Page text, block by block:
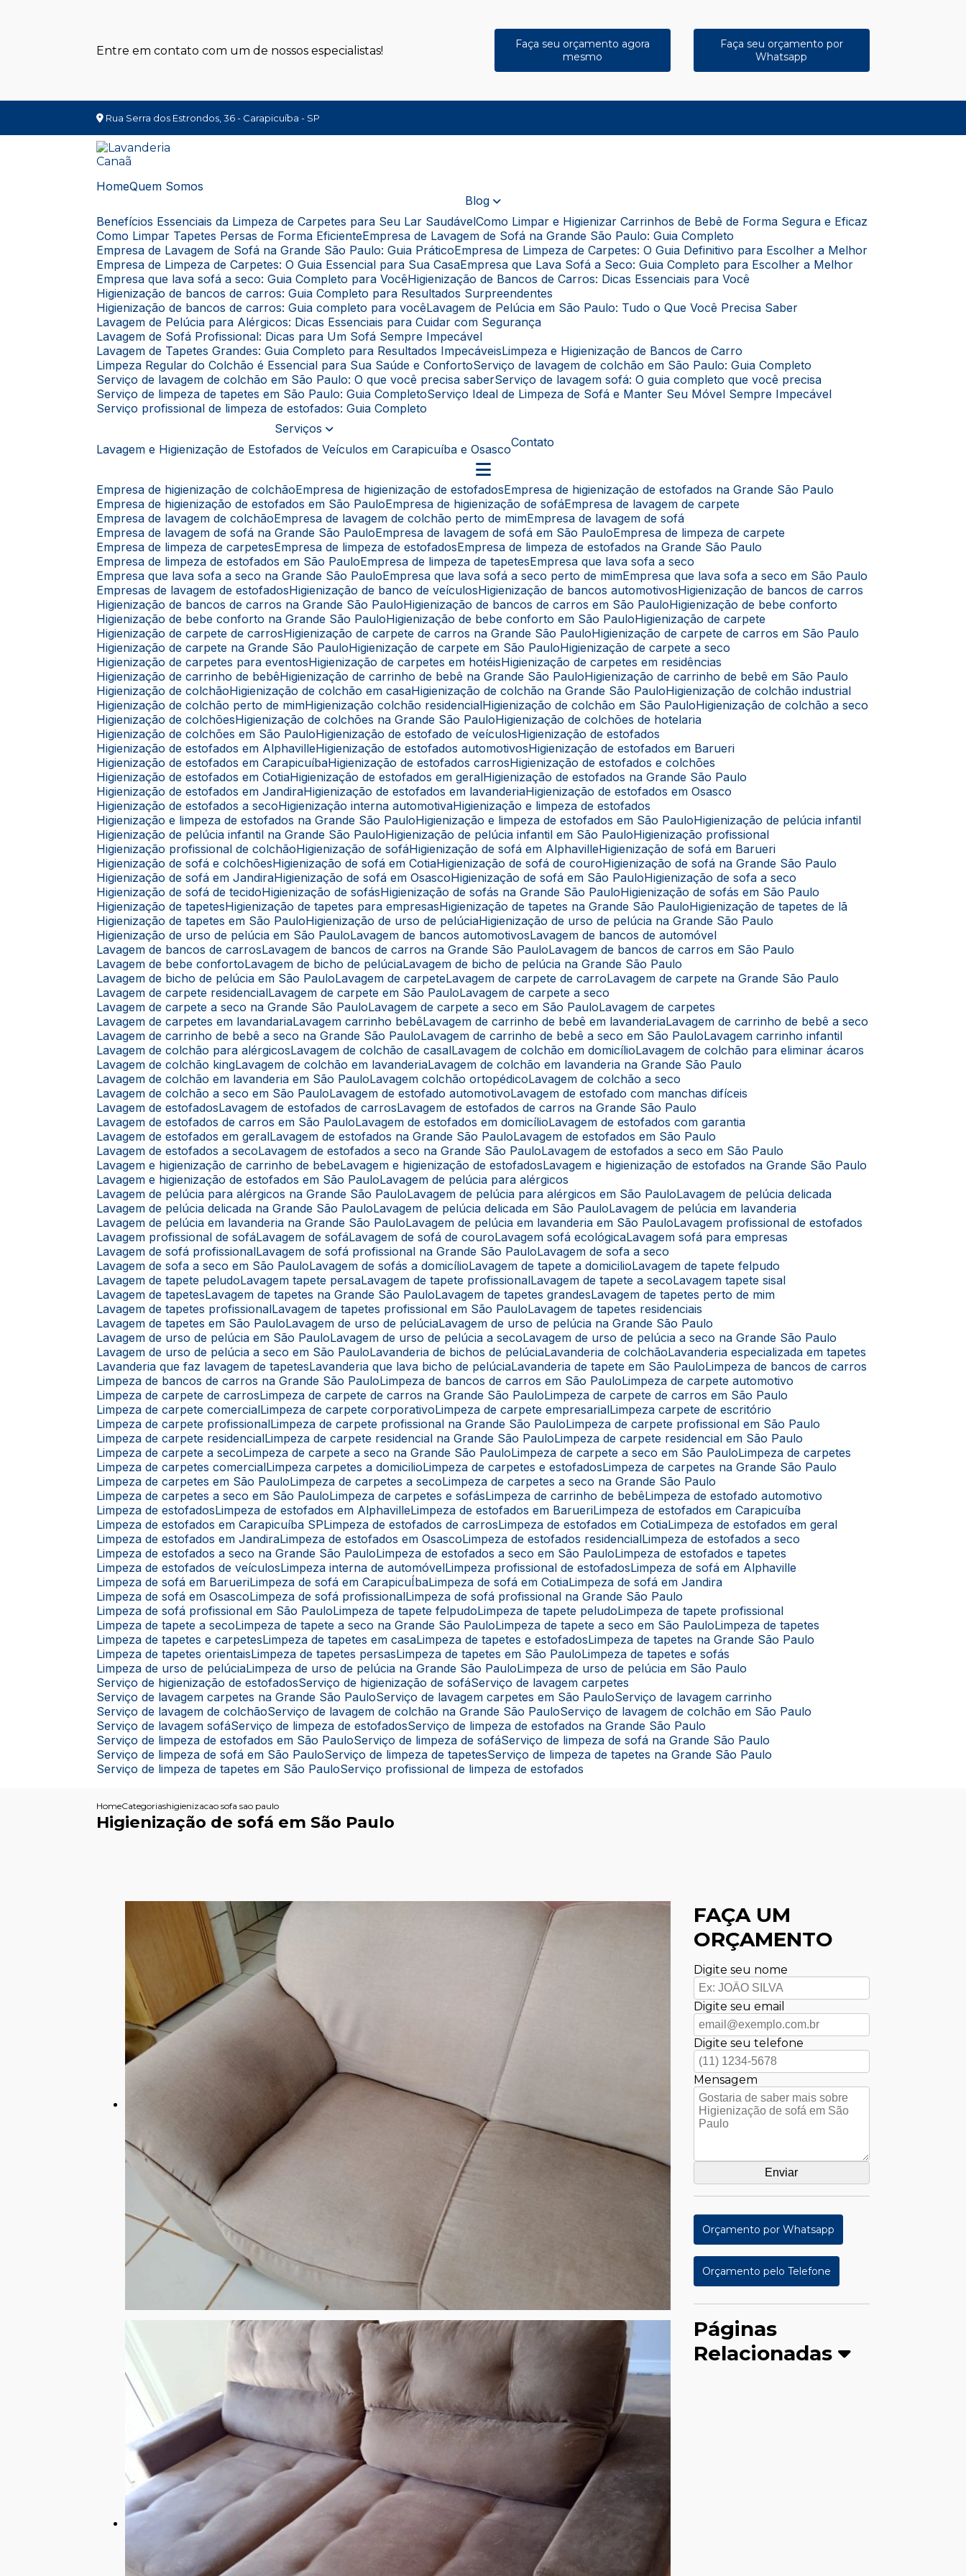
Entre em contato com um de nossos especialistas!
Faça seu orçamento agora
mesmo
Faça seu orçamento por
Whatsapp
Rua Serra dos Estrondos, 36 - Carapicuíba - SP
Home
Quem Somos
Blog
Benefícios Essenciais da Limpeza de Carpetes para Seu Lar Saudável Como Limpar e Higienizar Carrinhos de Bebê de Forma Segura e Eficaz
Como Limpar Tapetes Persas de Forma Eficiente Empresa de Lavagem de Sofá na Grande São Paulo: Guia Completo
Empresa de Lavagem de Sofá na Grande São Paulo: Guia Prático Empresa de Limpeza de Carpetes: O Guia Definitivo para Escolher a Melhor
Empresa de Limpeza de Carpetes: O Guia Essencial para Sua Casa Empresa que Lava Sofá a Seco: Guia Completo para Escolher a Melhor
Empresa que lava sofá a seco: Guia Completo para Você
Higienização de Bancos de Carros: Dicas Essenciais para Você
Higienização de bancos de carros: Guia Completo para Resultados Surpreendentes
Higienização de bancos de carros: Guia completo para você Lavagem de Pelúcia em São Paulo: Tudo o Que Você Precisa Saber
Lavagem de Pelúcia para Alérgicos: Dicas Essenciais para Cuidar com Segurança
Lavagem de Sofá Profissional: Dicas para Um Sofá Sempre Impecável
Lavagem de Tapetes Grandes: Guia Completo para Resultados Impecáveis Limpeza e Higienização de Bancos de Carro
Limpeza Regular do Colchão é Essencial para Sua Saúde e Conforto
Serviço de lavagem de colchão em São Paulo: Guia Completo
Serviço de lavagem de colchão em São Paulo: O que você precisa saber Serviço de lavagem sofá: O guia completo que você precisa
Serviço de limpeza de tapetes em São Paulo: Guia Completo
Serviço Ideal de Limpeza de Sofá e Manter Seu Móvel Sempre Impecável
Serviço profissional de limpeza de estofados: Guia Completo
Serviços
Lavagem e Higienização de Estofados de Veículos em Carapicuíba e Osasco
Contato
Empresa de higienização de colchão Empresa de higienização de estofados Empresa de higienização de estofados na Grande São Paulo
Empresa de higienização de estofados em São Paulo Empresa de higienização de sofá Empresa de lavagem de carpete
Empresa de lavagem de colchão Empresa de lavagem de colchão perto de mim Empresa de lavagem de sofá
Empresa de lavagem de sofá na Grande São Paulo Empresa de lavagem de sofá em São Paulo Empresa de limpeza de carpete
Empresa de limpeza de carpetes Empresa de limpeza de estofados Empresa de limpeza de estofados na Grande São Paulo
Empresa de limpeza de estofados em São Paulo Empresa de limpeza de tapetes Empresa que lava sofa a seco
Empresa que lava sofa a seco na Grande São Paulo Empresa que lava sofá a seco perto de mim Empresa que lava sofa a seco em São Paulo
Empresas de lavagem de estofados
Higienização de banco de veículos Higienização de bancos automotivos
Higienização de bancos de carros
Higienização de bancos de carros na Grande São Paulo
Higienização de bancos de carros em São Paulo
Higienização de bebe conforto
Higienização de bebe conforto na Grande São Paulo
Higienização de bebe conforto em São Paulo
Higienização de carpete
Higienização de carpete de carros
Higienização de carpete de carros na Grande São Paulo
Higienização de carpete de carros em São Paulo
Higienização de carpete na Grande São Paulo
Higienização de carpete em São Paulo
Higienização de carpete a seco
Higienização de carpetes para eventos
Higienização de carpetes em hotéis
Higienização de carpetes em residências
Higienização de carrinho de bebê
Higienização de carrinho de bebê na Grande São Paulo
Higienização de carrinho de bebê em São Paulo
Higienização de colchão
Higienização de colchão em casa Higienização de colchão na Grande São Paulo
Higienização de colchão industrial
Higienização de colchão perto de mim
Higienização colchão residencial Higienização de colchão em São Paulo
Higienização de colchão a seco
Higienização de colchões
Higienização de colchões na Grande São Paulo
Higienização de colchões de hotelaria
Higienização de colchões em São Paulo
Higienização de estofado de veículos
Higienização de estofados
Higienização de estofados em Alphaville
Higienização de estofados automotivos
Higienização de estofados em Barueri
Higienização de estofados em Carapicuíba
Higienização de estofados carros
Higienização de estofados e colchões
Higienização de estofados em Cotia
Higienização de estofados em geral
Higienização de estofados na Grande São Paulo
Higienização de estofados em Jandira
Higienização de estofados em lavanderia
Higienização de estofados em Osasco
Higienização de estofados a seco
Higienização interna automotiva
Higienização e limpeza de estofados
Higienização e limpeza de estofados na Grande São Paulo
Higienização e limpeza de estofados em São Paulo
Higienização de pelúcia infantil
Higienização de pelúcia infantil na Grande São Paulo
Higienização de pelúcia infantil em São Paulo
Higienização profissional
Higienização profissional de colchão
Higienização de sofá Higienização de sofá em Alphaville
Higienização de sofá em Barueri
Higienização de sofá e colchões
Higienização de sofá em Cotia Higienização de sofá de couro
Higienização de sofá na Grande São Paulo
Higienização de sofá em Jandira
Higienização de sofá em Osasco Higienização de sofá em São Paulo
Higienização de sofa a seco
Higienização de sofá de tecido
Higienização de sofás Higienização de sofás na Grande São Paulo
Higienização de sofás em São Paulo
Higienização de tapetes
Higienização de tapetes para empresas Higienização de tapetes na Grande São Paulo
Higienização de tapetes de lã
Higienização de tapetes em São Paulo
Higienização de urso de pelúcia
Higienização de urso de pelúcia na Grande São Paulo
Higienização de urso de pelúcia em São Paulo Lavagem de bancos automotivos Lavagem de bancos de automóvel
Lavagem de bancos de carros Lavagem de bancos de carros na Grande São Paulo Lavagem de bancos de carros em São Paulo
Lavagem de bebe conforto Lavagem de bicho de pelúcia Lavagem de bicho de pelúcia na Grande São Paulo
Lavagem de bicho de pelúcia em São Paulo Lavagem de carpete Lavagem de carpete de carro Lavagem de carpete na Grande São Paulo
Lavagem de carpete residencial Lavagem de carpete em São Paulo Lavagem de carpete a seco
Lavagem de carpete a seco na Grande São Paulo Lavagem de carpete a seco em São Paulo Lavagem de carpetes
Lavagem de carpetes em lavandaria Lavagem carrinho bebê Lavagem de carrinho de bebê em lavanderia Lavagem de carrinho de bebê a seco
Lavagem de carrinho de bebê a seco na Grande São Paulo Lavagem de carrinho de bebê a seco em São Paulo Lavagem carrinho infantil
Lavagem de colchão para alérgicos Lavagem de colchão de casal Lavagem de colchão em domicílio Lavagem de colchão para eliminar ácaros
Lavagem de colchão king Lavagem de colchão em lavanderia Lavagem de colchão em lavanderia na Grande São Paulo
Lavagem de colchão em lavanderia em São Paulo Lavagem colchão ortopédico Lavagem de colchão a seco
Lavagem de colchão a seco em São Paulo Lavagem de estofado automotivo Lavagem de estofado com manchas difíceis
Lavagem de estofados Lavagem de estofados de carros Lavagem de estofados de carros na Grande São Paulo
Lavagem de estofados de carros em São Paulo Lavagem de estofados em domicílio Lavagem de estofados com garantia
Lavagem de estofados em geral Lavagem de estofados na Grande São Paulo Lavagem de estofados em São Paulo
Lavagem de estofados a seco Lavagem de estofados a seco na Grande São Paulo Lavagem de estofados a seco em São Paulo
Lavagem e higienização de carrinho de bebe Lavagem e higienização de estofados Lavagem e higienização de estofados na Grande São Paulo
Lavagem e higienização de estofados em São Paulo Lavagem de pelúcia para alérgicos
Lavagem de pelúcia para alérgicos na Grande São Paulo Lavagem de pelúcia para alérgicos em São Paulo Lavagem de pelúcia delicada
Lavagem de pelúcia delicada na Grande São Paulo Lavagem de pelúcia delicada em São Paulo Lavagem de pelúcia em lavanderia
Lavagem de pelúcia em lavanderia na Grande São Paulo Lavagem de pelúcia em lavanderia em São Paulo Lavagem profissional de estofados
Lavagem profissional de sofá Lavagem de sofá Lavagem de sofá de couro Lavagem sofá ecológica Lavagem sofá para empresas
Lavagem de sofá profissional Lavagem de sofá profissional na Grande São Paulo Lavagem de sofa a seco
Lavagem de sofa a seco em São Paulo Lavagem de sofás a domicílio Lavagem de tapete a domicilio Lavagem de tapete felpudo
Lavagem de tapete peludo Lavagem tapete persa Lavagem de tapete profissional Lavagem de tapete a seco Lavagem tapete sisal
Lavagem de tapetes Lavagem de tapetes na Grande São Paulo Lavagem de tapetes grandes Lavagem de tapetes perto de mim
Lavagem de tapetes profissional Lavagem de tapetes profissional em São Paulo Lavagem de tapetes residenciais
Lavagem de tapetes em São Paulo Lavagem de urso de pelúcia Lavagem de urso de pelúcia na Grande São Paulo
Lavagem de urso de pelúcia em São Paulo Lavagem de urso de pelúcia a seco Lavagem de urso de pelúcia a seco na Grande São Paulo
Lavagem de urso de pelúcia a seco em São Paulo Lavanderia de bichos de pelúcia Lavanderia de colchão Lavanderia especializada em tapetes
Lavanderia que faz lavagem de tapetes Lavanderia que lava bicho de pelúcia Lavanderia de tapete em São Paulo Limpeza de bancos de carros
Limpeza de bancos de carros na Grande São Paulo Limpeza de bancos de carros em São Paulo Limpeza de carpete automotivo
Limpeza de carpete de carros Limpeza de carpete de carros na Grande São Paulo Limpeza de carpete de carros em São Paulo
Limpeza de carpete comercial Limpeza de carpete corporativo Limpeza de carpete empresarial Limpeza carpete de escritório
Limpeza de carpete profissional Limpeza de carpete profissional na Grande São Paulo Limpeza de carpete profissional em São Paulo
Limpeza de carpete residencial Limpeza de carpete residencial na Grande São Paulo Limpeza de carpete residencial em São Paulo
Limpeza de carpete a seco Limpeza de carpete a seco na Grande São Paulo Limpeza de carpete a seco em São Paulo Limpeza de carpetes
Limpeza de carpetes comercial Limpeza carpetes a domicilio Limpeza de carpetes e estofados Limpeza de carpetes na Grande São Paulo
Limpeza de carpetes em São Paulo Limpeza de carpetes a seco Limpeza de carpetes a seco na Grande São Paulo
Limpeza de carpetes a seco em São Paulo Limpeza de carpetes e sofás Limpeza de carrinho de bebê Limpeza de estofado automotivo
Limpeza de estofados Limpeza de estofados em Alphaville Limpeza de estofados em Barueri Limpeza de estofados em Carapicuíba
Limpeza de estofados em Carapicuíba SP Limpeza de estofados de carros Limpeza de estofados em Cotia Limpeza de estofados em geral
Limpeza de estofados em Jandira Limpeza de estofados em Osasco Limpeza de estofados residencial Limpeza de estofados a seco
Limpeza de estofados a seco na Grande São Paulo Limpeza de estofados a seco em São Paulo Limpeza de estofados e tapetes
Limpeza de estofados de veículos Limpeza interna de automóvel Limpeza profissional de estofados Limpeza de sofá em Alphaville
Limpeza de sofá em Barueri Limpeza de sofá em CarapicuÍba Limpeza de sofá em Cotia Limpeza de sofá em Jandira
Limpeza de sofá em Osasco Limpeza de sofá profissional Limpeza de sofá profissional na Grande São Paulo
Limpeza de sofá profissional em São Paulo Limpeza de tapete felpudo Limpeza de tapete peludo Limpeza de tapete profissional
Limpeza de tapete a seco Limpeza de tapete a seco na Grande São Paulo Limpeza de tapete a seco em São Paulo Limpeza de tapetes
Limpeza de tapetes e carpetes Limpeza de tapetes em casa Limpeza de tapetes e estofados Limpeza de tapetes na Grande São Paulo
Limpeza de tapetes orientais Limpeza de tapetes persas Limpeza de tapetes em São Paulo Limpeza de tapetes e sofás
Limpeza de urso de pelúcia Limpeza de urso de pelúcia na Grande São Paulo Limpeza de urso de pelúcia em São Paulo
Serviço de higienização de estofados
Serviço de higienização de sofá Serviço de lavagem carpetes
Serviço de lavagem carpetes na Grande São Paulo
Serviço de lavagem carpetes em São Paulo
Serviço de lavagem carrinho
Serviço de lavagem de colchão
Serviço de lavagem de colchão na Grande São Paulo
Serviço de lavagem de colchão em São Paulo
Serviço de lavagem sofá Serviço de limpeza de estofados
Serviço de limpeza de estofados na Grande São Paulo
Serviço de limpeza de estofados em São Paulo
Serviço de limpeza de sofá Serviço de limpeza de sofá na Grande São Paulo
Serviço de limpeza de sofá em São Paulo
Serviço de limpeza de tapetes
Serviço de limpeza de tapetes na Grande São Paulo
Serviço de limpeza de tapetes em São Paulo
Serviço profissional de limpeza de estofados
HomeCategoriashigienizacao sofa sao paulo
Higienização de sofá em São Paulo
FAÇA UM
ORÇAMENTO
Digite seu nome
Digite seu email
Digite seu telefone
Mensagem
Orçamento por Whatsapp
Orçamento pelo Telefone
Páginas
Relacionadas